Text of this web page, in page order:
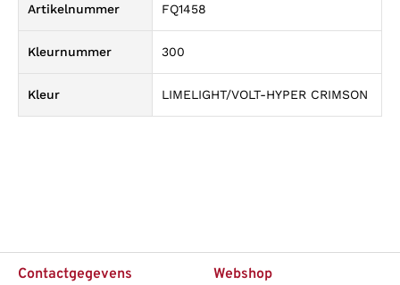
Artikelnummer FQ1458
Kleurnummer 300
Kleur LIMELIGHT/VOLT-HYPER CRIMSON
Contactgegevens Webshop